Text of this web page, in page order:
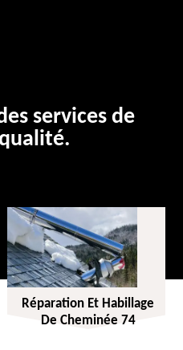
services de
Réparation Et Habillage
De Cheminée 74